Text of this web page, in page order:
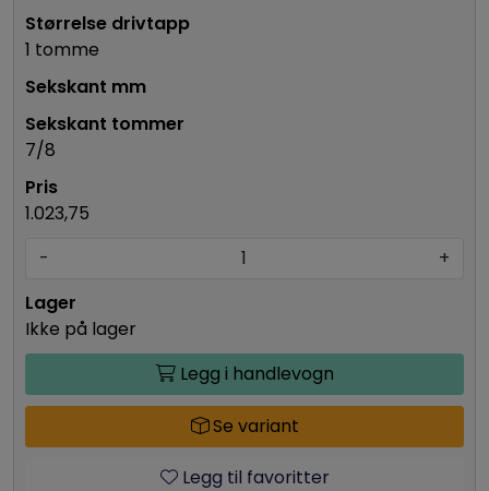
1 tomme
7/8
1.023,75
-
+
Ikke på lager
Legg i handlevogn
Se variant
Legg til favoritter